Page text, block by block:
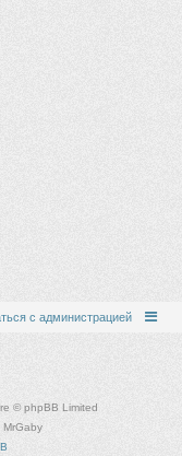
с администрацией
© phpBB Limited